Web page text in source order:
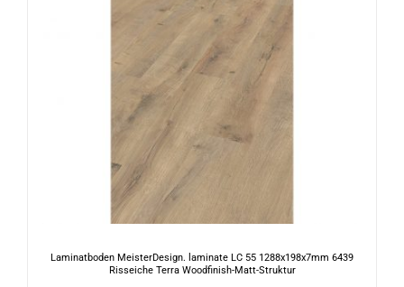
Laminatboden MeisterDesign. laminate LC 55 1288x198x7mm 6439
Risseiche Terra Woodfinish-Matt-Struktur